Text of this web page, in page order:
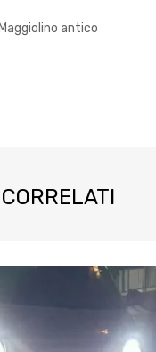
antico